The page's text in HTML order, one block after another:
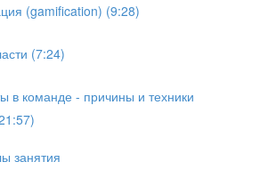
(gamification) (9:28)
(7:24)
в команде - причины и техники
занятия